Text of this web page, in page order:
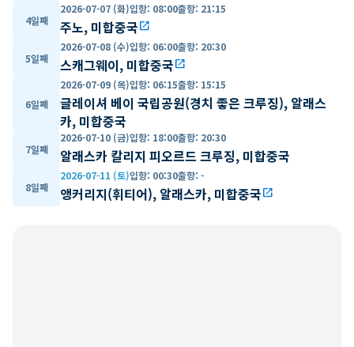
4일째
2026-07-07 (화)입항: 08:00출항: 21:15
주노, 미합중국open_in_new
5일째
2026-07-08 (수)입항: 06:00출항: 20:30
스캐그웨이, 미합중국open_in_new
6일째
2026-07-09 (목)입항: 06:15출항: 15:15
글레이셔 베이 국립공원(경치 좋은 크루징), 알래스
카, 미합중국
7일째
2026-07-10 (금)입항: 18:00출항: 20:30
알래스카 칼리지 피오르드 크루징, 미합중국
8일째
2026-07-11 (토)입항: 00:30출항: -
앵커리지(휘티어), 알래스카, 미합중국open_in_new